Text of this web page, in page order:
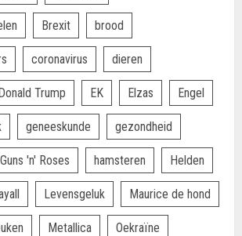
Brexit brood
coronavirus dieren
Trump EK Elzas Engel
geneeskunde gezondheid
Guns 'n' Roses hamsteren Helden
Levensgeluk Maurice de hond
Metallica Oekraïne